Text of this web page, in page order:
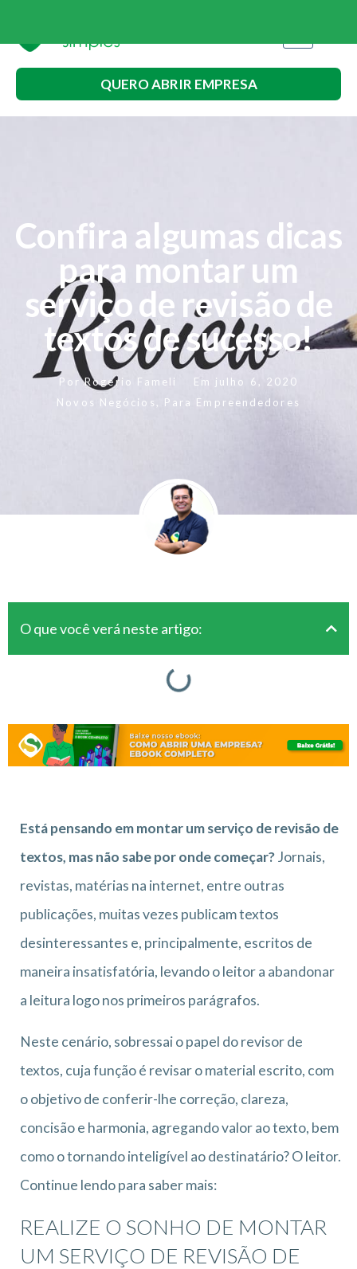
QUERO ABRIR EMPRESA
Confira algumas dicas
para montar um
serviço de revisão de
textos de sucesso!
PorRogerio Fameli Em julho 6, 2020
Novos Negócios , Para Empreendedores
O que você verá neste artigo:
Está pensando em montar um serviço de revisão de
textos, mas não sabe por onde começar?Jornais,
revistas, matérias na internet, entre outras
publicações, muitas vezes publicam textos
desinteressantes e, principalmente, escritos de
maneira insatisfatória, levando o leitor a abandonar
a leitura logo nos primeiros parágrafos.
Neste cenário, sobressai o papel do revisor de
textos, cuja função é revisar o material escrito, com
o objetivo de conferir-lhe correção, clareza,
concisão e harmonia, agregando valor ao texto, bem
como o tornando inteligível ao destinatário? O leitor.
Continue lendo para saber mais:
REALIZE O SONHO DE MONTAR
UM SERVIÇO DE REVISÃO DE